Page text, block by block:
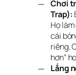
Chơi
Trap):
Họ
cái
riêng.
hơn”
Lắng